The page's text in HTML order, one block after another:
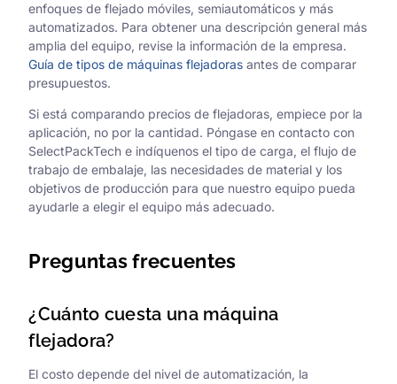
enfoques de flejado móviles, semiautomáticos y más
automatizados. Para obtener una descripción general más
amplia del equipo, revise la información de la empresa.
Guía de tipos de máquinas flejadoras antes de comparar
presupuestos.
Si está comparando precios de flejadoras, empiece por la
aplicación, no por la cantidad. Póngase en contacto con
SelectPackTech e indíquenos el tipo de carga, el flujo de
trabajo de embalaje, las necesidades de material y los
objetivos de producción para que nuestro equipo pueda
ayudarle a elegir el equipo más adecuado.
Preguntas frecuentes
¿Cuánto cuesta una máquina
flejadora?
El costo depende del nivel de automatización, la